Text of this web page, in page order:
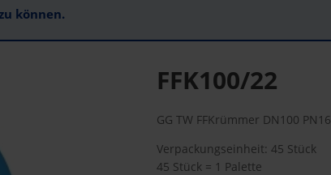
können.
FFK100/22
GG TW FFKrümmer DN100 PN16
Verpackungseinheit: 45 Stück
45 Stück = 1 Palette